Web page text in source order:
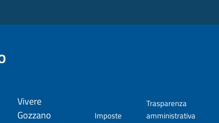
Vivere
Gozzano
Imposte
Trasparenza
amministrativa